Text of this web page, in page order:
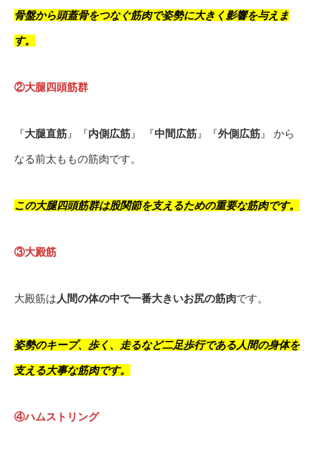
骨盤から頭蓋骨をつなぐ筋肉で姿勢に大きく影響を与えま
す。
②大腿四頭筋群
『大腿直筋 』『内側広筋 』 『中間広筋 』『外側広筋 』 から
なる前太ももの筋肉です。
この大腿四頭筋群は股関節を支えるための重要な筋肉です。
③大殿筋
大殿筋は 人間の体の中で一番大きいお尻の筋肉です。
姿勢のキープ、歩く、走るなど二足歩行である人間の身体を
支える大事な筋肉です。
④ハムストリング